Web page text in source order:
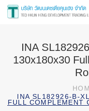
INA
130x180x30
INA SL182926-B-
FULL COMPLEMENT